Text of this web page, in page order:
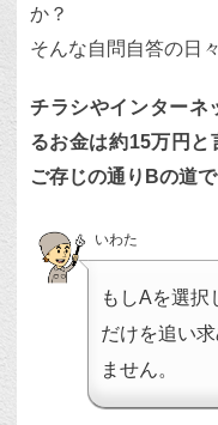
か？
そんな自問自答の日
チラシやインターネ
るお金は約15万円と
ご存じの通りBの道で
いわた
もしAを選択
だけを追い
ません。